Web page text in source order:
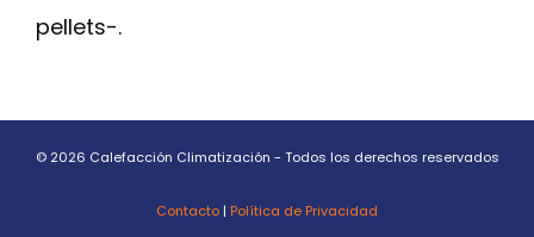
pellets-.
© 2026 Calefacción Climatización - Todos los derechos reservados
Contacto | Política de Privacidad